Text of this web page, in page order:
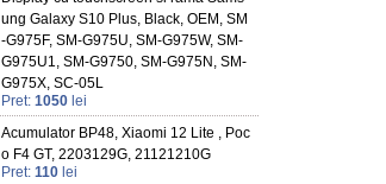
ung Galaxy S10 Plus, Black, OEM, SM
-G975F, SM-G975U, SM-G975W, SM-
G975U1, SM-G9750, SM-G975N, SM-
G975X, SC-05L
Pret: 1050 lei
Acumulator BP48, Xiaomi 12 Lite , Poc
o F4 GT, 2203129G, 21121210G
Pret: 110 lei